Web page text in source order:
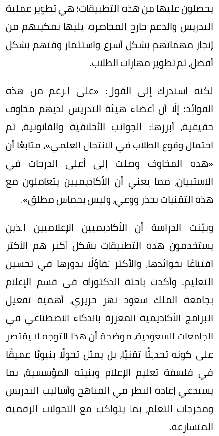
يحصلون عليها من هذه التطبيقات؛ هي تطوير عملية
التدريس والدعم خارج المحاضرة، يليها تمكينهم من
إنجاز مهماتهم بشكل أسرع واستثمار وقتهم بشكل
أفضل، ثم تطوير مهارات الطلاب.
لكنه استدرك إلى القول: «على الرغم من هذه
الفوائد؛ إلّا أن أعضاء هيئة التدريس لديهم مخاوف
حقيقية، أبرزها: الجوانب الأخلاقية والقانونية، ثم
احتمال وقوع الطلاب في الانتحال العلمي»، متابعًا أن
«هذه المخاوف وصلت إلى أعلى الدرجات في
الاستبيان، مما يعني أن الأكاديميين يتعاملون مع
هذه التقنيات بحذر ووعي، وليس بحماس مطلق».
وبيّنت الدراسة أن الأكاديميين الإعلاميين الذين
يستخدمون هذه التطبيقات بشكل أكبر هم الأكثر
اقتناعًا بفوائدها، والأكثر تفاؤلًا بدورها في تحسين
التعليم. وأكدت باحثة الدكتوراه في قسم الإعلام
بجامعة الملك سعود نهر حريري، أهمية تفعيل
البرامج الأكاديمية المعززة بالذكاء الاصطناعي في
الجامعات السعودية، موضحة أن هذا التوجه لا يقتصر
على كونه تحديثًا تقنيًا، بل يمثل تحولًا بنيويًا عميقًا
في فلسفة تعليم الإعلام وبنيته المؤسسية، بما
يستدعي إعادة النظر في المناهج وأساليب التدريس
ومخرجات التعلم، بما يتواكب مع التحولات الرقمية
المتسارعة.